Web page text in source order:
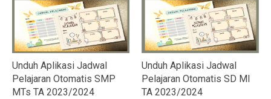
Unduh Aplikasi Jadwal
Pelajaran Otomatis SMP
MTs TA 2023/2024
Unduh Aplikasi Jadwal
Pelajaran Otomatis SD MI
TA 2023/2024